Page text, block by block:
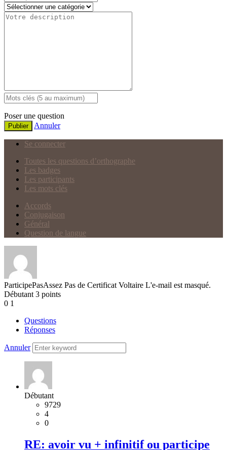
Poser une question
Publier Annuler
Se connecter
Toutes les questions d’orthographe
Les badges
Les participants
Les mots clés
Accords
Conjugaison
Général
Question de langue
ParticipePasAssez Pas de Certificat Voltaire L'e-mail est masqué.
Débutant 3 points
0 1
Questions
Réponses
Annuler
Débutant
9729
4
0
RE: avoir vu + infinitif ou participe